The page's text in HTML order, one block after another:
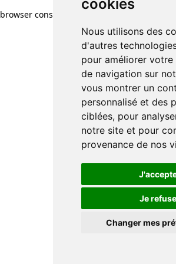
cookies
Nous utilisons des
d'autres
pour améliorer votre
de navigation sur
vous montrer un
personnalisé et des
ciblées, pour
notre site et pour
provenance de nos
Je refuse
Changer mes
browser console for more information)